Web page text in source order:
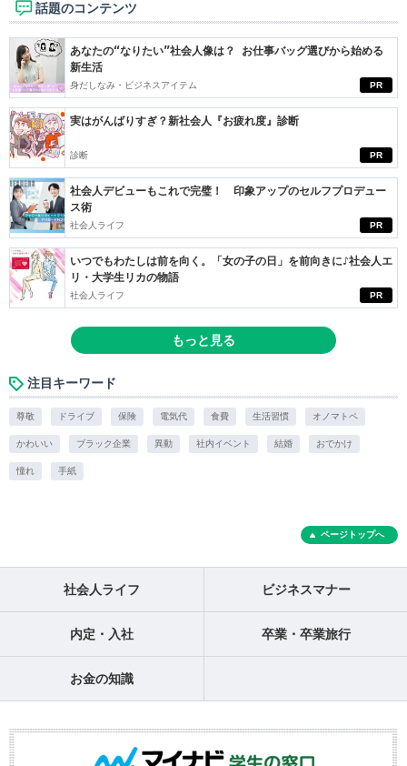
話題のコンテンツ
PR
あなたの“なりたい”社会人像は？ お仕事バッグ選びから始める
新生活
身だしなみ・ビジネスアイテム
PR
実はがんばりすぎ？新社会人『お疲れ度』診断
診断
PR
社会人デビューもこれで完璧！ 印象アップのセルフプロデュー
ス術
社会人ライフ
PR
いつでもわたしは前を向く。「女の子の日」を前向きに♪社会人エ
リ・大学生リカの物語
社会人ライフ
もっと見る
注目キーワード
尊敬 ドライブ 保険 電気代 食費 生活習慣 オノマトペ
かわいい ブラック企業 異動 社内イベント 結婚 おでかけ
憧れ 手紙
ページトップへ
社会人ライフ ビジネスマナー
内定・入社 卒業・卒業旅行
お金の知識